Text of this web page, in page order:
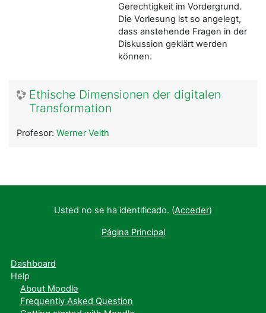
Gerechtigkeit im Vordergrund.
Die Vorlesung ist so angelegt,
dass anstehende Fragen in der
Diskussion geklärt werden
können.
Ethische Dimensionen der digitalen
Transformation
Profesor: Werner Veith
Usted no se ha identificado. (Acceder)
Página Principal
Dashboard
Help
About Moodle
Frequently Asked Question